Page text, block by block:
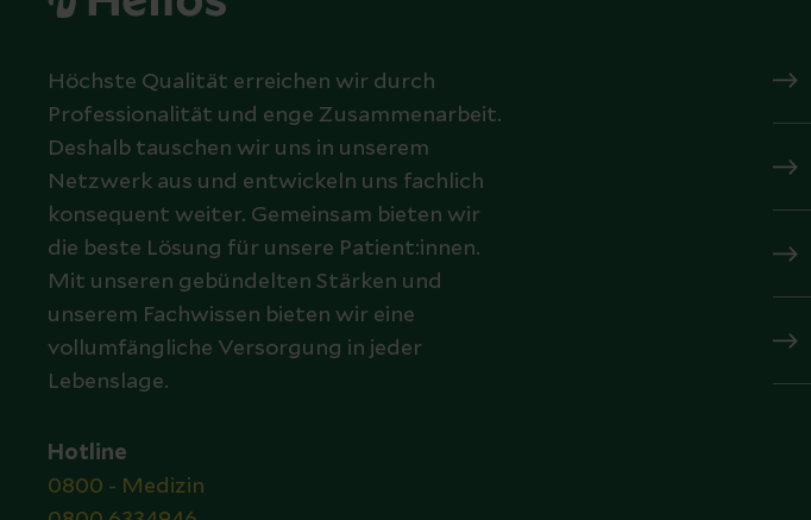
Höchste Qualität erreichen wir durch
Professionalität und enge Zusammenarbeit.
Deshalb tauschen wir uns in unserem
Netzwerk aus und entwickeln uns fachlich
konsequent weiter. Gemeinsam bieten wir
die beste Lösung für unsere Patient:innen.
Mit unseren gebündelten Stärken und
unserem Fachwissen bieten wir eine
vollumfängliche Versorgung in jeder
Lebenslage.
Hotline
0800 - Medizin